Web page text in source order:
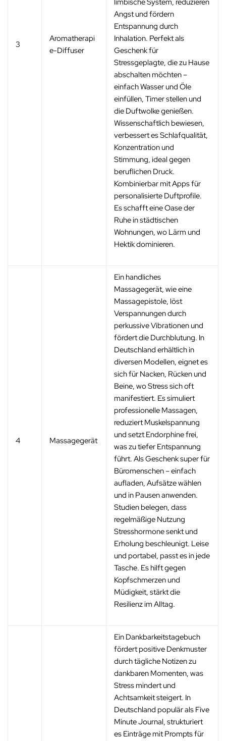
3
Aromatherapi
e-Diffuser
limbische System, reduzieren
Angst und fördern
Entspannung durch
Inhalation. Perfekt als
Geschenk für
Stressgeplagte, die zu Hause
abschalten möchten –
einfach Wasser und Öle
einfüllen, Timer stellen und
die Duftwolke genießen.
Wissenschaftlich bewiesen,
verbessert es Schlafqualität,
Konzentration und
Stimmung, ideal gegen
beruflichen Druck.
Kombinierbar mit Apps für
personalisierte Duftprofile.
Es schafft eine Oase der
Ruhe in städtischen
Wohnungen, wo Lärm und
Hektik dominieren.
4 Massagegerät
Ein handliches
Massagegerät, wie eine
Massagepistole, löst
Verspannungen durch
perkussive Vibrationen und
fördert die Durchblutung. In
Deutschland erhältlich in
diversen Modellen, eignet es
sich für Nacken, Rücken und
Beine, wo Stress sich oft
manifestiert. Es simuliert
professionelle Massagen,
reduziert Muskelspannung
und setzt Endorphine frei,
was zu tiefer Entspannung
führt. Als Geschenk super für
Büromenschen – einfach
aufladen, Aufsätze wählen
und in Pausen anwenden.
Studien belegen, dass
regelmäßige Nutzung
Stresshormone senkt und
Erholung beschleunigt. Leise
und portabel, passt es in jede
Tasche. Es hilft gegen
Kopfschmerzen und
Müdigkeit, stärkt die
Resilienz im Alltag.
Ein Dankbarkeitstagebuch
fördert positive Denkmuster
durch tägliche Notizen zu
dankbaren Momenten, was
Stress mindert und
Achtsamkeit steigert. In
Deutschland populär als Five
Minute Journal, strukturiert
es Einträge mit Prompts für